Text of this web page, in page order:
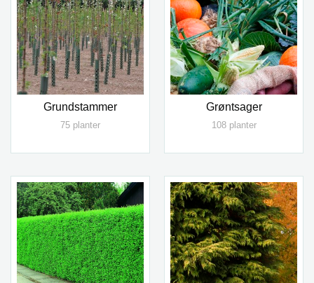
Grundstammer
75 planter
Grøntsager
108 planter